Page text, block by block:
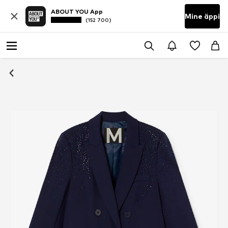
ABOUT YOU App
(152 700) Mine äppi